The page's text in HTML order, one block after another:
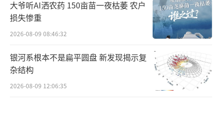
大爷听AI洒农药 150亩苗一夜枯萎 农户
损失惨重
2026-08-09 08:46:32
银河系根本不是扁平圆盘 新发现揭示复
杂结构
2026-08-09 12:06:35